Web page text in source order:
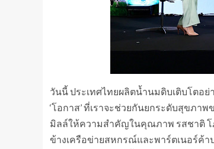
วันนี้ ประเทศไทยผลิตน้ำนมดิบเติบโตอ
‘โอกาส’ ที่เราจะช่วยกันยกระดับสุขภา
มิลล์ให้ความสำคัญในคุณภาพ รสชาติ โ
ข้างเครือข่ายสหกรณ์และพาร์ตเนอร์ค้า